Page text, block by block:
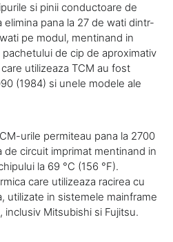
si pinii conductoare de
pana la 27 de wati dintr-
pe modul, mentinand in
de cip de aproximativ
utilizeaza TCM au fost
(1984) si unele modele ale
urile permiteau pana la 2700
circuit imprimat mentinand in
la 69 °C (156 °F).
care utilizeaza racirea cu
utilizate in sistemele mainframe
Mitsubishi si Fujitsu.